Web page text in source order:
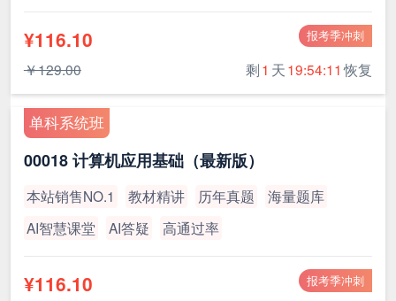
报考季冲刺
¥116.10
￥129.00 剩1 天19:54:10 恢复
单科系统班
00018 计算机应用基础（最新版）
本站销售NO.1 教材精讲 历年真题
海量题库
AI智慧课堂
AI答疑 高通过率
报考季冲刺
¥116.10